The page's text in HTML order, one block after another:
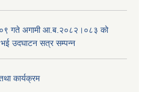
गते अगामी आ.ब.२०८२।०८३ को
उदघाटन सत्र सम्पन्न
कार्यक्रम